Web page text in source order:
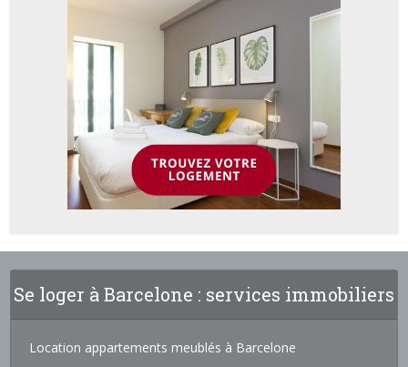
Se loger à Barcelone : services immobiliers
Location appartements meublés à Barcelone